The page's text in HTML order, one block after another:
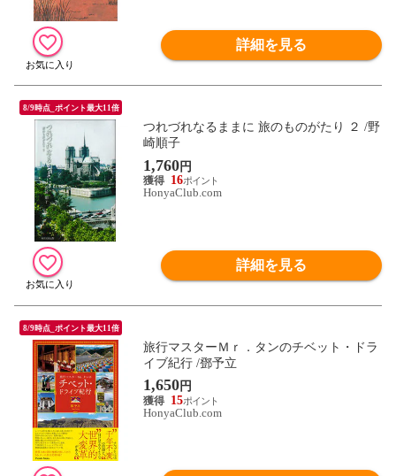
詳細を見る
8/9時点_ポイント最大11倍
つれづれなるままに 旅のものがたり ２ /野
崎順子
1,760円
16
HonyaClub.com
詳細を見る
8/9時点_ポイント最大11倍
旅行マスターＭｒ．タンのチベット・ドラ
イブ紀行 /鄧予立
1,650円
15
HonyaClub.com